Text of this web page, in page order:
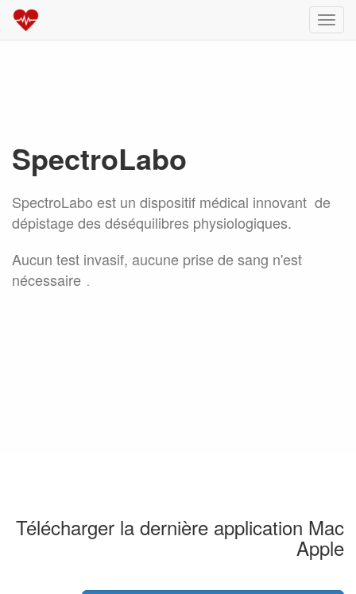
切
换
SpectroLabo
SpectroLabo est un dispositif médical innovant de
dépistage des déséquilibres physiologiques.
Aucun test invasif, aucune prise de sang n'est
nécessaire .
Télécharger la dernière application Mac
Apple